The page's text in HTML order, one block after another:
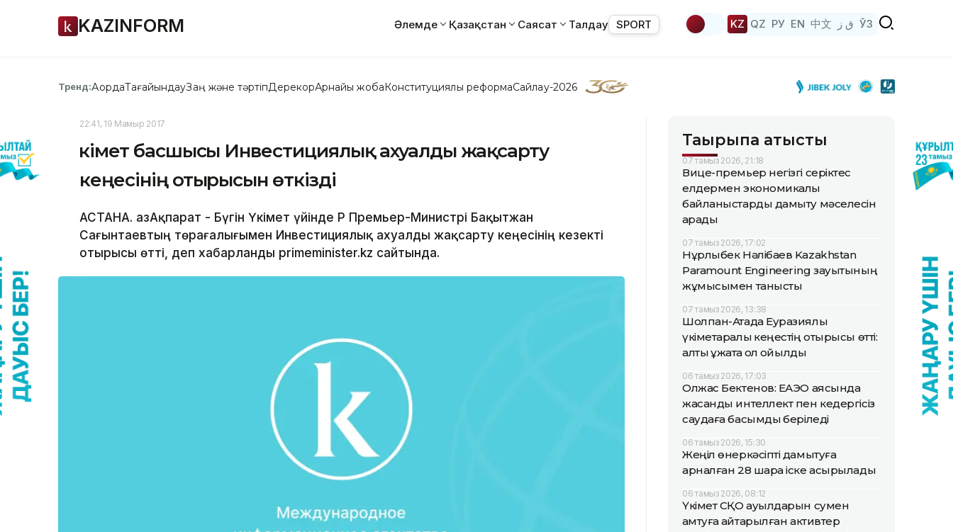
KAZINFORM Әлемде Қазақстан Саясат Талдау SPORT KZ QZ РУ EN 中文 ق ز ЎЗ
Тренд:АқордаТағайындауЗаң және тәртіпДерекқорАрнайы жобаКонституциялық реформаСайлау-2026
22:41, 19 Мамыр 2017
Үкімет басшысы Инвестициялық ахуалды жақсарту
кеңесінің отырысын өткізді
АСТАНА. ҚазАқпарат - Бүгін Үкімет үйінде ҚР Премьер-Министрі Бақытжан
Сағынтаевтың төрағалығымен Инвестициялық ахуалды жақсарту кеңесінің кезекті
отырысы өтті, деп хабарланды primeminister.kz сайтында.
Тақырыпқа қатысты
07 тамыз 2026, 21:18
Вице-премьер негізгі серіктес
елдермен экономикалық
байланыстарды дамыту мәселесін
қарады
07 тамыз 2026, 17:02
Нұрлыбек Нәлібаев Kazakhstan
Paramount Engineering зауытының
жұмысымен танысты
07 тамыз 2026, 13:38
Шолпан-Атада Еуразиялық
үкіметаралық кеңестің отырысы өтті:
алты құжатқа қол қойылды
06 тамыз 2026, 17:03
Олжас Бектенов: ЕАЭО аясында
жасанды интеллект пен кедергісіз
саудаға басымдық беріледі
06 тамыз 2026, 15:30
Жеңіл өнеркәсіпті дамытуға
арналған 28 шара іске асырылады
06 тамыз 2026, 08:12
Үкімет СҚО ауылдарын сумен
қамтуға қайтарылған активтер